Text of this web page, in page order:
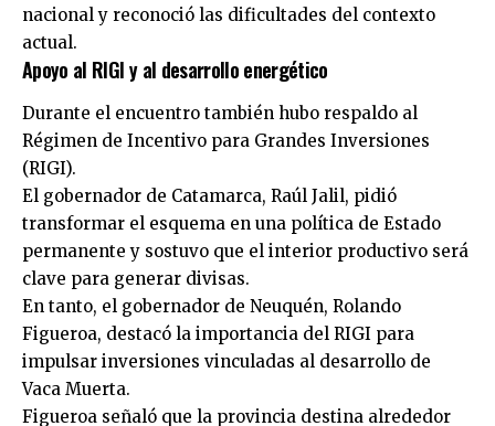
nacional y reconoció las dificultades del contexto
actual.
Apoyo al RIGI y al desarrollo energético
Durante el encuentro también hubo respaldo al
Régimen de Incentivo para Grandes Inversiones
(RIGI).
El gobernador de Catamarca, Raúl Jalil, pidió
transformar el esquema en una política de Estado
permanente y sostuvo que el interior productivo será
clave para generar divisas.
En tanto, el gobernador de Neuquén, Rolando
Figueroa, destacó la importancia del RIGI para
impulsar inversiones vinculadas al desarrollo de
Vaca Muerta.
Figueroa señaló que la provincia destina alrededor